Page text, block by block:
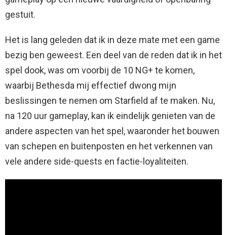
gestuit.
Het is lang geleden dat ik in deze mate met een game
bezig ben geweest. Een deel van de reden dat ik in het
spel dook, was om voorbij de 10 NG+ te komen,
waarbij Bethesda mij effectief dwong mijn
beslissingen te nemen om Starfield af te maken. Nu,
na 120 uur gameplay, kan ik eindelijk genieten van de
andere aspecten van het spel, waaronder het bouwen
van schepen en buitenposten en het verkennen van
vele andere side-quests en factie-loyaliteiten.